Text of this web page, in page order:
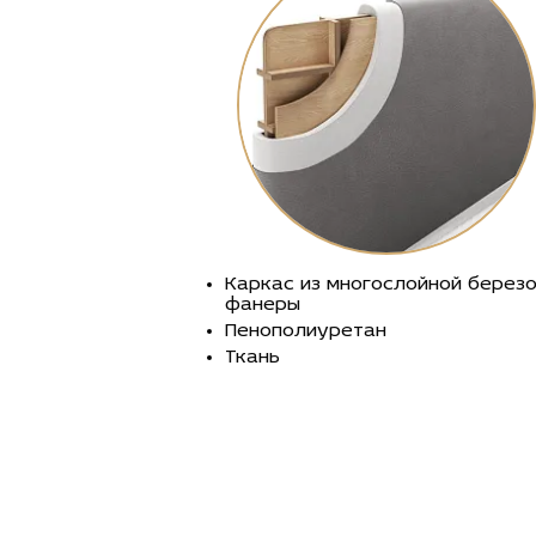
Каркас из многослойной
фанеры
Пенополиуретан
Ткань